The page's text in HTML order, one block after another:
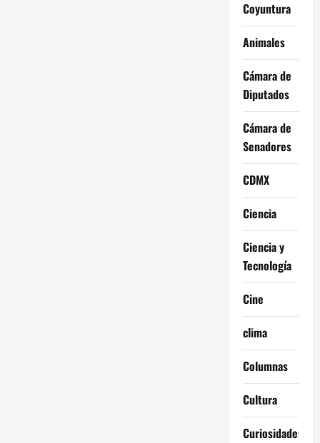
Coyuntura
Animales
Cámara de
Diputados
Cámara de
Senadores
CDMX
Ciencia
Ciencia y
Tecnología
Cine
clima
Columnas
Cultura
Curiosidades